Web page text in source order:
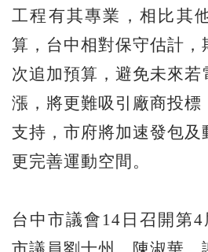
工程有其專業，相比其
算，台中相對保守估計，
次追加預算，避免未來若
漲，將更難吸引廠商投標
支持，市府將加速發包及
更完善運動空間。
台中市議會14日召開第4